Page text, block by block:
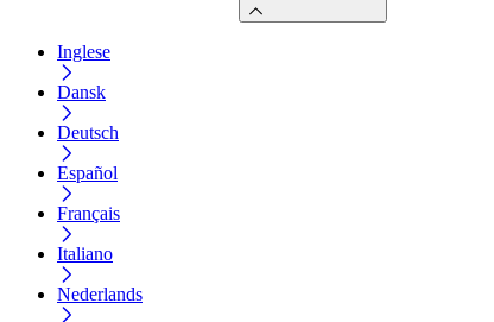
Inglese
Dansk
Deutsch
Español
Français
Italiano
Nederlands